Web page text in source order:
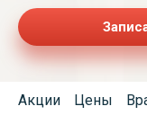
Акции Цены